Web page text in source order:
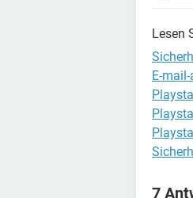
Lesen
E-
7